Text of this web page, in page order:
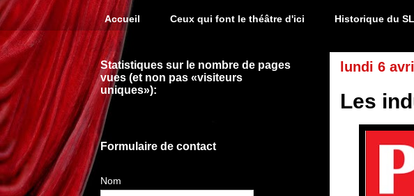
Accueil Ceux qui font le théâtre d'ici Historique du
lundi 6
Les
Statistiques sur le nombre de pages
vues (et non pas «visiteurs
uniques»):
Formulaire de contact
Nom